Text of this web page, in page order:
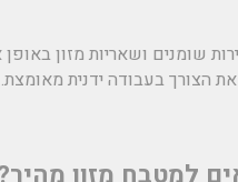
שומנים ושאריות מזון באופן
הצורך בעבודה ידנית מאומצת.